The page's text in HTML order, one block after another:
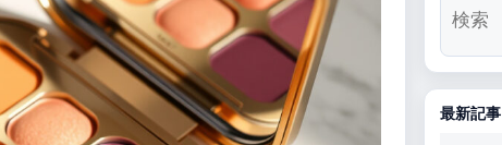
最新記事